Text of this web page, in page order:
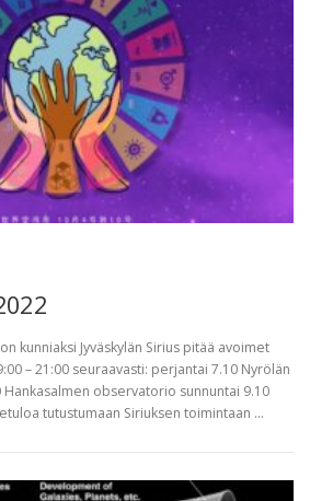
kunniaksi Jyväskylän Sirius pitää avoimet
– 21:00 seuraavasti: perjantai 7.10 Nyrölän
observatorio sunnuntai 9.10
tutustumaan Siriuksen toimintaan …